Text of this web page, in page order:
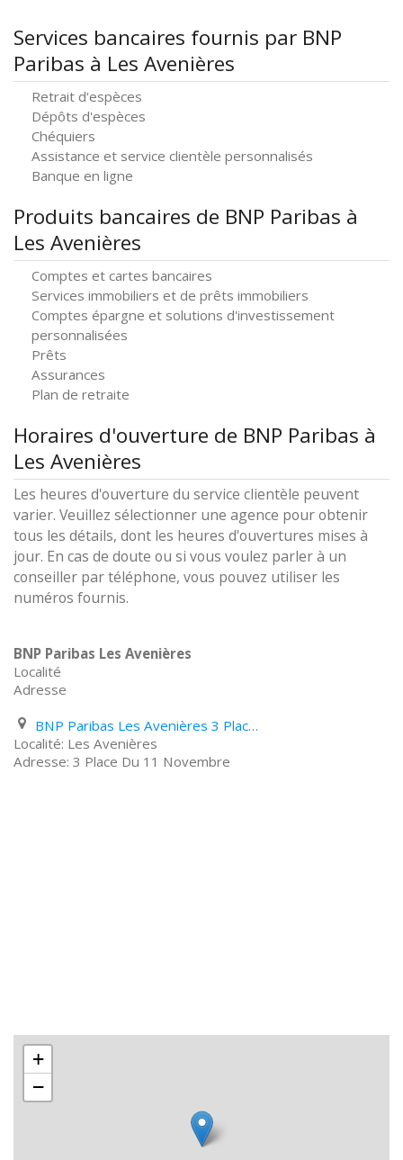
Services bancaires fournis par BNP
Paribas à Les Avenières
Retrait d'espèces
Dépôts d'espèces
Chéquiers
Assistance et service clientèle personnalisés
Banque en ligne
Produits bancaires de BNP Paribas à
Les Avenières
Comptes et cartes bancaires
Services immobiliers et de prêts immobiliers
Comptes épargne et solutions d'investissement
personnalisées
Prêts
Assurances
Plan de retraite
Horaires d'ouverture de BNP Paribas à
Les Avenières
Les heures d'ouverture du service clientèle peuvent
varier. Veuillez sélectionner une agence pour obtenir
tous les détails, dont les heures d'ouvertures mises à
jour. En cas de doute ou si vous voulez parler à un
conseiller par téléphone, vous pouvez utiliser les
numéros fournis.
BNP Paribas Les Avenières
Localité
Adresse
BNP Paribas Les Avenières 3 Place Du 11 Novembre
Les Avenières
3 Place Du 11 Novembre
+
−